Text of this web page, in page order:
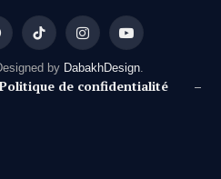
TikTok InstagramYouTube
by DabakhDesign.
Politique de confidentialité –